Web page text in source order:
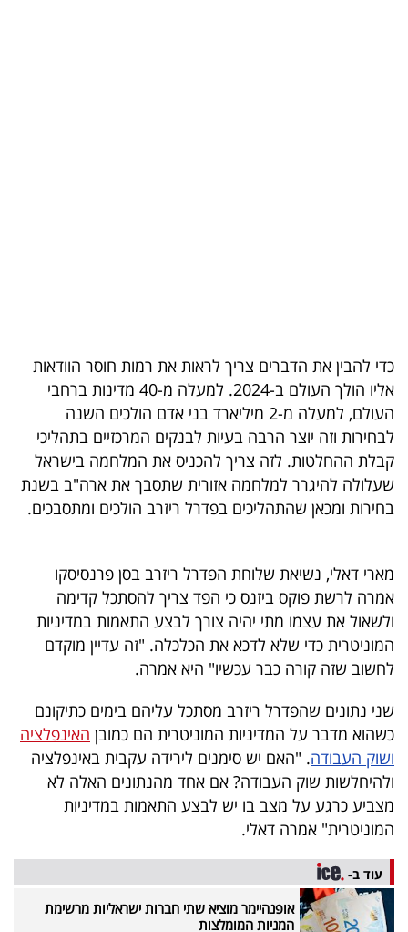
המילון
הכלכלי
פודקאסט
40
UNDER
שיתופי
פעולה
דרושים
ניוזלטרים
מייל
אדום
כדי להבין את הדברים צריך לראות את רמות חוסר הוודאות
אליו הולך העולם ב-2024. למעלה מ-40 מדינות ברחבי
העולם, למעלה מ-2 מיליארד בני אדם הולכים השנה
לבחירות וזה יוצר הרבה בעיות לבנקים המרכזיים בתהליכי
קבלת ההחלטות. לזה צריך להכניס את המלחמה בישראל
שעלולה להיגרר למלחמה אזורית שתסבך את ארה"ב בשנת
בחירות ומכאן שהתהליכים בפדרל ריזרב הולכים ומתסבכים.
מארי דאלי, נשיאת שלוחת הפדרל ריזרב בסן פרנסיסקו
אמרה לרשת פוקס ביזנס כי הפד צריך להסתכל קדימה
ולשאול את עצמו מתי יהיה צורך לבצע התאמות במדיניות
המוניטרית כדי שלא לדכא את הכלכלה. "זה עדיין מוקדם
לחשוב שזה קורה כבר עכשיו" היא אמרה.
שני נתונים שהפדרל ריזרב מסתכל עליהם בימים כתיקונם
כשהוא מדבר על המדיניות המוניטרית הם כמובן האינפלציה
ושוק העבודה. "האם יש סימנים לירידה עקבית באינפלציה
ולהיחלשות שוק העבודה? אם אחד מהנתונים האלה לא
מצביע כרגע על מצב בו יש לבצע התאמות במדיניות
המוניטרית" אמרה דאלי.
עוד ב-
אופנהיימר מוציא שתי חברות ישראליות מרשימת
המניות המומלצות